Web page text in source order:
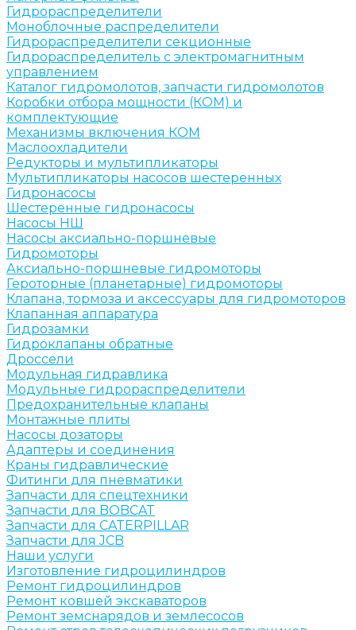
Гидрораспределители
Моноблочные распределители
Гидрораспределители секционные
Гидрораспределитель с электромагнитным
управлением
Каталог гидромолотов, запчасти гидромолотов
Коробки отбора мощности (КОМ) и
комплектующие
Механизмы включения КОМ
Маслоохладители
Редукторы и мультипликаторы
Мультипликаторы насосов шестеренных
Гидронасосы
Шестеренные гидронасосы
Насосы НШ
Насосы аксиально-поршневые
Гидромоторы
Аксиально-поршневые гидромоторы
Героторные (планетарные) гидромоторы
Клапана, тормоза и аксессуары для гидромоторов
Клапанная аппаратура
Гидрозамки
Гидроклапаны обратные
Дроссели
Модульная гидравлика
Модульные гидрораспределители
Предохранительные клапаны
Монтажные плиты
Насосы дозаторы
Адаптеры и соединения
Краны гидравлические
Фитинги для пневматики
Запчасти для спецтехники
Запчасти для BOBCAT
Запчасти для CATERPILLAR
Запчасти для JCB
Наши услуги
Изготовление гидроцилиндров
Ремонт гидроцилиндров
Ремонт ковшей экскаваторов
Ремонт земснарядов и землесосов